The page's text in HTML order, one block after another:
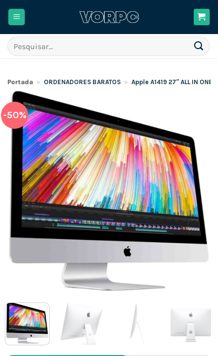
Pesquisar
por:
Portada » ORDENADORES BARATOS » Apple A1419 27″ ALL IN
-50%